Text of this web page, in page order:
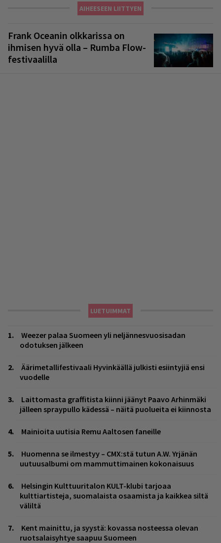
AIHEESEEN LIITTYEN
Frank Oceanin olkkarissa on
ihmisen hyvä olla – Rumba Flow-
festivaalilla
LUETUIMMAT
Weezer palaa Suomeen yli neljännesvuosisadan
odotuksen jälkeen
Äärimetallifestivaali Hyvinkäällä julkisti esiintyjiä ensi
vuodelle
Laittomasta graffitista kiinni jäänyt Paavo Arhinmäki
jälleen spraypullo kädessä – näitä puolueita ei kiinnosta
Mainioita uutisia Remu Aaltosen faneille
Huomenna se ilmestyy – CMX:stä tutun A.W. Yrjänän
uutuusalbumi om mammuttimainen kokonaisuus
Helsingin Kulttuuritalon KULT-klubi tarjoaa
kulttiartisteja, suomalaista osaamista ja kaikkea siltä
väliltä
Kent mainittu, ja syystä: kovassa nosteessa olevan
ruotsalaisyhtye saapuu Suomeen